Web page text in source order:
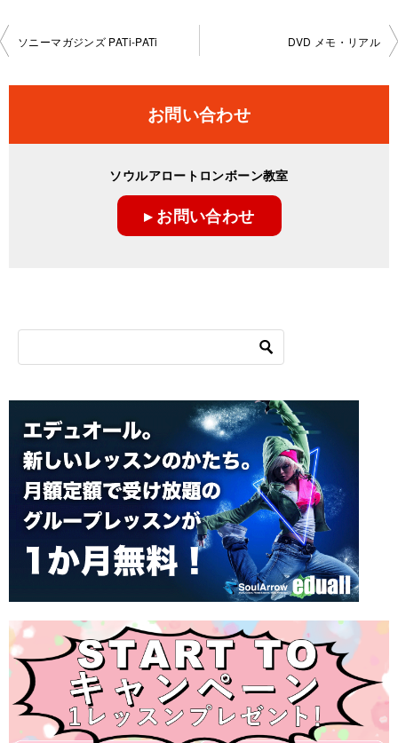
投
ビ
ソニーマガジンズ PATi-PATi DVD メモ・リアル
お問い合わせ
ソウルアロートロンボーン教室
▸ お問い合わせ